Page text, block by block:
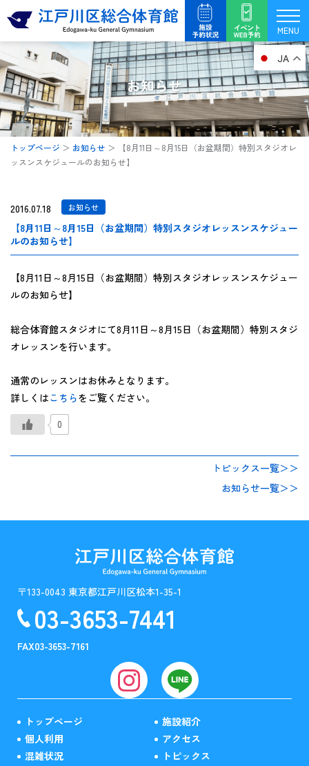
を
ス
キ
ッ
プ
MENU
お知らせ
トップページ ＞ お知らせ ＞
【8月11日～8月15日（お盆期間）特別スタジオレ
ッスンスケジュールのお知らせ】
2016.07.18 お知らせ
【8月11日～8月15日（お盆期間）特別スタジオレッスンスケジュー
ルのお知らせ】
【8月11日～8月15日（お盆期間）特別スタジオレッスンスケジュー
ルのお知らせ】
総合体育館スタジオにて8月11日～8月15日（お盆期間）特別スタジ
オレッスンを行います。
通常のレッスンはお休みとなります。
詳しくはこちらをご覧ください。
0
トピックス一覧＞＞
お知らせ一覧＞＞
〒133-0043 東京都江戸川区松本1-35-1
03-3653-7441
FAX03-3653-7161
トップページ
個人利用
混雑状況
施設紹介
アクセス
トピックス
JA